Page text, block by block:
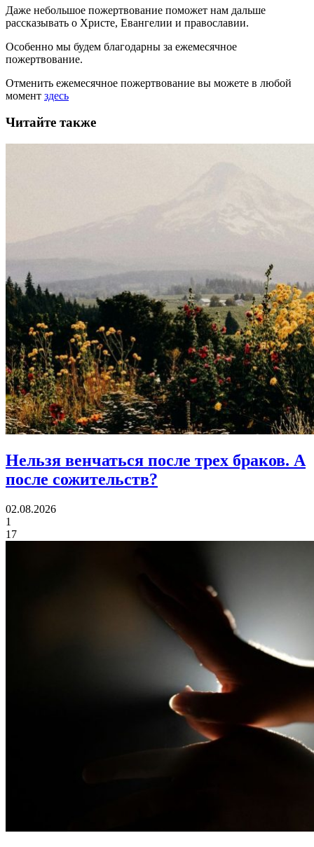
Даже небольшое пожертвование поможет нам дальше
рассказывать о Христе, Евангелии и православии.
Особенно мы будем благодарны за ежемесячное
пожертвование.
Отменить ежемесячное пожертвование вы можете в любой
момент здесь
Читайте также
Нельзя венчаться после трех браков. А
после сожительств?
02.08.2026
1
17